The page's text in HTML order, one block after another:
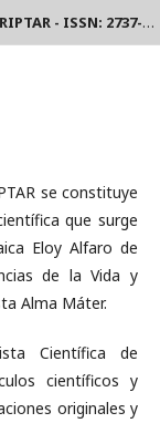
Revista Científica de Informática ENCRIPTAR - ISSN: 2737-6389.
se constituye
que surge
Eloy Alfaro de
de la Vida y
Alma Máter.
Científica de
científicos y
originales y